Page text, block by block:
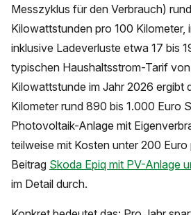
Messzyklus für den Verbrauch)
Kilowattstunden pro 100 Kilometer,
inklusive Ladeverluste etwa 17 bis
typischen Haushaltsstrom-Tarif
Kilowattstunde im Jahr 2026 ergibt
Kilometer rund 890 bis 1.000 Euro
Photovoltaik-Anlage mit
teilweise mit Kosten unter 200
Beitrag Skoda Epiq mit PV-Anlage
im Detail durch.